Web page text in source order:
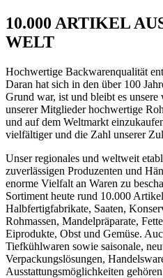
10.000 ARTIKEL
WELT
Hochwertige Backwarenqualität
Daran hat sich in den über 100
Grund war, ist und bleibt es
unserer Mitglieder hochwertige
und auf dem Weltmarkt
vielfältiger und die Zahl unserer
Unser regionales und weltweit
zuverlässigen Produzenten und
enorme Vielfalt an Waren zu
Sortiment heute rund 10.000
Halbfertigfabrikate, Saaten,
Rohmassen, Mandelpräparate,
Eiprodukte, Obst und Gemüse.
Tiefkühlwaren sowie saisonale,
Verpackungslösungen,
Ausstattungsmöglichkeiten